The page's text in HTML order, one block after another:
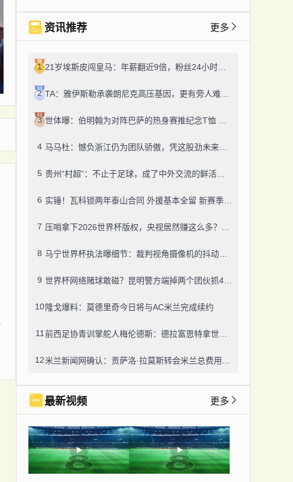
资讯推荐 更多
1
2
3
4
5
6
7
8
9
10隆戈爆料：莫德里奇今日将与AC米兰完成续约
11
12
最新视频 更多